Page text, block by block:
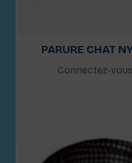
PARURE CHAT
Connectez-